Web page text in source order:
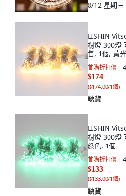
8/12 星期三
LISHIN
樹燈 300燈
售, 1個, 黃
首購折扣價
$174
($174.00/1個)
缺貨
LISHIN
樹燈 300燈
綠色, 1個
首購折扣價
$133
($133.00/1個)
缺貨